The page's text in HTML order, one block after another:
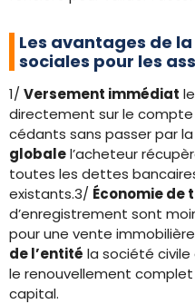
Les avantages de
sociales pour les
1/ Versement immédiat
directement sur le
cédants sans passer par
globalel’acheteur
toutes les dettes
existants.3/ Économie de
d’enregistrement sont
pour une vente
de l’entité la société
le renouvellement
capital.